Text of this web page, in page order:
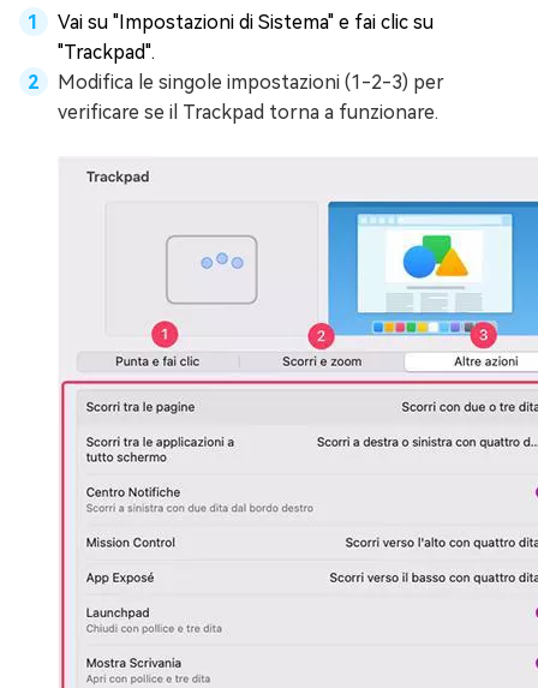
Vai su "Impostazioni di Sistema" e fai clic su
"Trackpad".
Modifica le singole impostazioni (1-2-3) per
verificare se il Trackpad torna a funzionare.